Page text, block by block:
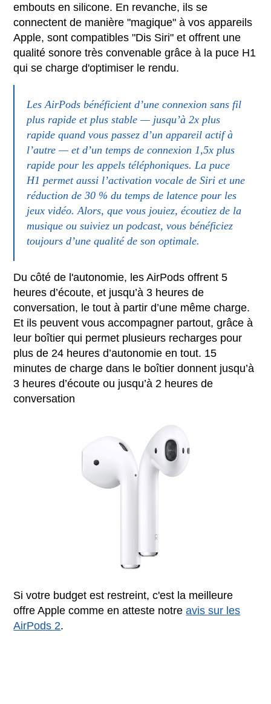
embouts en silicone. En revanche, ils se
connectent de manière "magique" à vos appareils
Apple, sont compatibles "Dis Siri" et offrent une
qualité sonore très convenable grâce à la puce H1
qui se charge d'optimiser le rendu.
Les AirPods bénéficient d’une connexion sans fil
plus rapide et plus stable — jusqu’à 2x plus
rapide quand vous passez d’un appareil actif à
l’autre — et d’un temps de connexion 1,5x plus
rapide pour les appels téléphoniques. La puce
H1 permet aussi l’activation vocale de Siri et une
réduction de 30 % du temps de latence pour les
jeux vidéo. Alors, que vous jouiez, écoutiez de la
musique ou suiviez un podcast, vous bénéficiez
toujours d’une qualité de son optimale.
Du côté de l'autonomie, les AirPods offrent 5
heures d’écoute, et jusqu’à 3 heures de
conversation, le tout à partir d’une même charge.
Et ils peuvent vous accompagner partout, grâce à
leur boîtier qui permet plusieurs recharges pour
plus de 24 heures d’autonomie en tout. 15
minutes de charge dans le boîtier donnent jusqu’à
3 heures d’écoute ou jusqu’à 2 heures de
conversation
Si votre budget est restreint, c'est la meilleure
offre Apple comme en atteste notreavis sur les
AirPods 2.